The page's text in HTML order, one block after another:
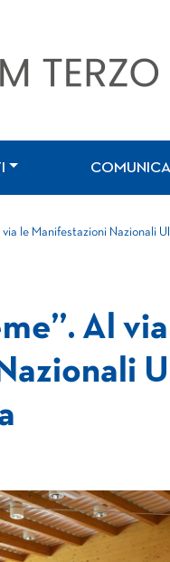
via le Manifestazioni Nazionali
Al